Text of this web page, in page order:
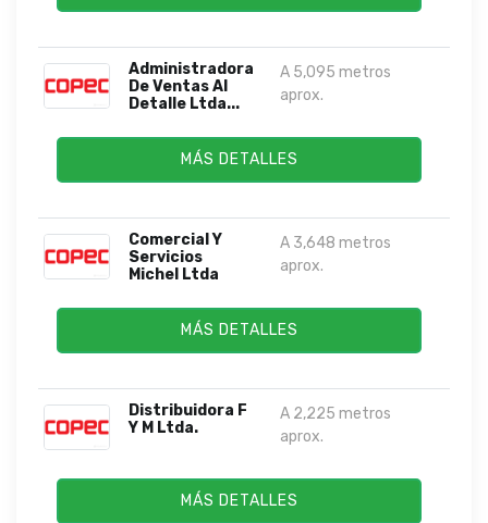
Administradora
De Ventas Al
Detalle Ltda...
A 5,095 metros
aprox.
MÁS DETALLES
Comercial Y
Servicios
Michel Ltda
A 3,648 metros
aprox.
MÁS DETALLES
Distribuidora F
Y M Ltda.
A 2,225 metros
aprox.
MÁS DETALLES